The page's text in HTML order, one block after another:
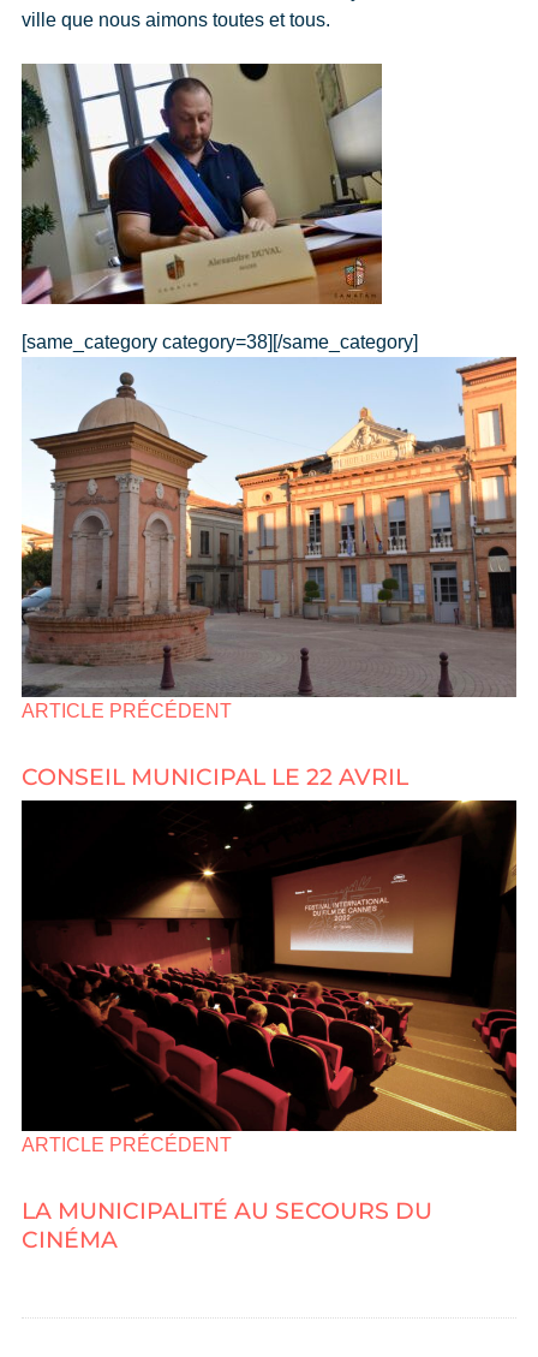
ville que nous aimons toutes et tous.
[same_category category=38][/same_category]
ARTICLE PRÉCÉDENT
CONSEIL MUNICIPAL LE 22 AVRIL
ARTICLE PRÉCÉDENT
LA MUNICIPALITÉ AU SECOURS DU
CINÉMA